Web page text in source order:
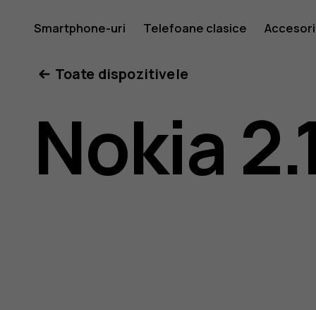
Ghid
de
utilizare
Smartphone-uri Telefoane clasice
Toate dispozitivele
Nokia